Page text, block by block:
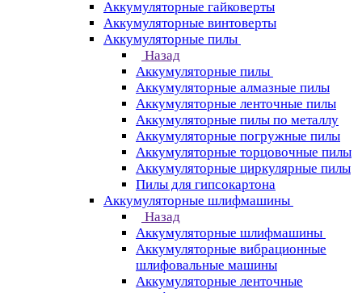
Аккумуляторные гайковерты
Аккумуляторные винтоверты
Аккумуляторные пилы
Назад
Аккумуляторные пилы
Аккумуляторные алмазные пилы
Аккумуляторные ленточные пилы
Аккумуляторные пилы по металлу
Аккумуляторные погружные пилы
Аккумуляторные торцовочные пилы
Аккумуляторные циркулярные пилы
Пилы для гипсокартона
Аккумуляторные шлифмашины
Назад
Аккумуляторные шлифмашины
Аккумуляторные вибрационные
шлифовальные машины
Аккумуляторные ленточные